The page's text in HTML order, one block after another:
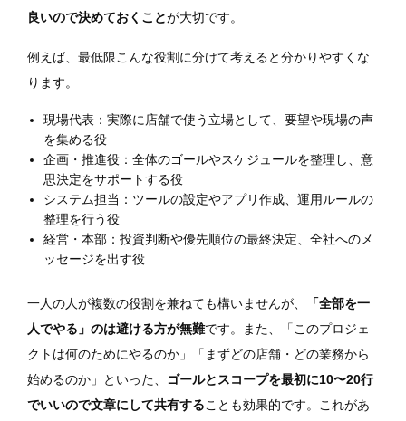
良いので決めておくことが大切です。
例えば、最低限こんな役割に分けて考えると分かりやすくな
ります。
現場代表：実際に店舗で使う立場として、要望や現場の声
を集める役
企画・推進役：全体のゴールやスケジュールを整理し、意
思決定をサポートする役
システム担当：ツールの設定やアプリ作成、運用ルールの
整理を行う役
経営・本部：投資判断や優先順位の最終決定、全社へのメ
ッセージを出す役
一人の人が複数の役割を兼ねても構いませんが、
「全部を一
人でやる」のは避ける方が無難です。また、「このプロジェ
クトは何のためにやるのか」「まずどの店舗・どの業務から
始めるのか」といった、
ゴールとスコープを最初に10〜20行
でいいので文章にして共有することも効果的です。これがあ